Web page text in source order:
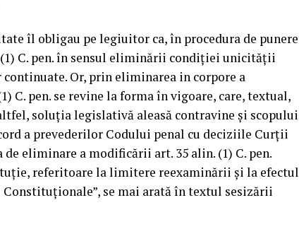
îl obligau pe legiuitor ca, în procedura de punere
C. pen. în sensul eliminării condiţiei unicităţii
Or, prin eliminarea in corpore a
C. pen. se revine la forma în vigoare, care, textual,
soluţia legislativă aleasă contravine şi scopului
a prevederilor Codului penal cu deciziile Curţii
eliminare a modificării art. 35 alin. (1) C. pen.
referitoare la limitere reexaminării şi la efectul
se mai arată în textul sesizării